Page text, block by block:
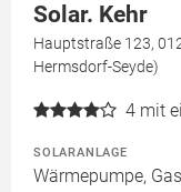
Solar. Kehr
Hauptstraße 123,
Hermsdorf-Seyde)
4 mit
SOLARANLAGE
Wärmepumpe,